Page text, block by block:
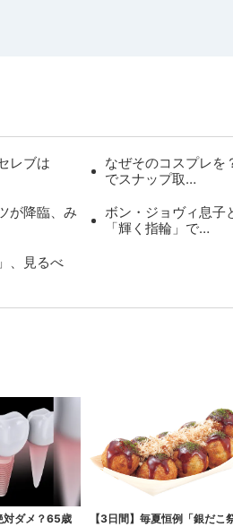
レブは
なぜそのコスプレを
でスナップ取…
が降臨、み
ボン・ジョヴィ息子
「輝く指輪」で…
、見るべ
対ダメ？65歳
【3日間】毎夏恒例「銀だこ